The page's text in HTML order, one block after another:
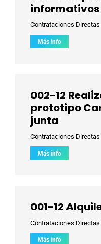
informativos
Contrataciones
Más info
002-12
prototipo
junta
Contrataciones
Más info
001-12
Contrataciones
Más info